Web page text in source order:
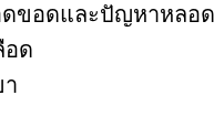
ดขอดและปัญหาหลอ
อด